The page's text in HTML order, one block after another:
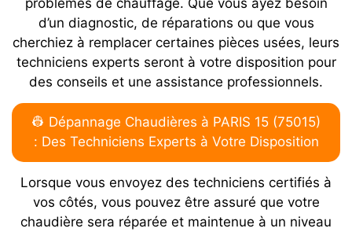
problèmes de chauffage. Que vous ayez besoin
d’un diagnostic, de réparations ou que vous
cherchiez à remplacer certaines pièces usées, leurs
techniciens experts seront à votre disposition pour
des conseils et une assistance professionnels.
👷 Dépannage Chaudières à PARIS 15 (75015)
: Des Techniciens Experts à Votre Disposition
Lorsque vous envoyez des techniciens certifiés à
vos côtés, vous pouvez être assuré que votre
chaudière sera réparée et maintenue à un niveau